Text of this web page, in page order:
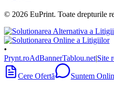
© 2026 EuPrint. Toate drepturile
•
Prynt.roAdBannerTablou.net|Site
Cere Ofertă Suntem